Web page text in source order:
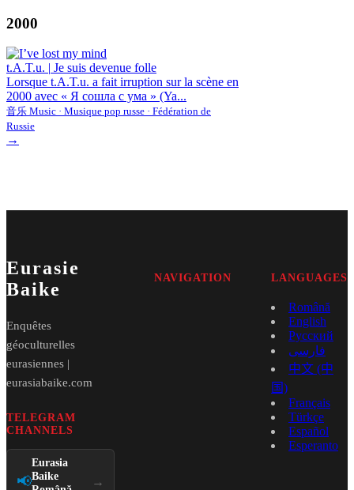
2000
t.A.T.u. | Je suis devenue folle
Lorsque t.A.T.u. a fait irruption sur la scène en
2000 avec « Я сошла с ума » (Ya...
音乐 Music · Musique pop russe · Fédération de
Russie
→
Eurasie
Baike
Enquêtes
géoculturelles
eurasiennes |
eurasiabaike.com
TELEGRAM
CHANNELS
📢
Eurasia
Baike
→
NAVIGATION LANGUAGES
Română
English
Русский
فارسی
中文 (中
国)
Français
Türkçe
Español
Esperanto